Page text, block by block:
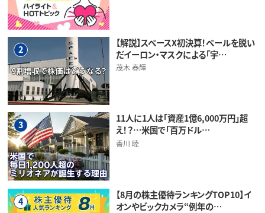
2
【解説】スペースX初決算！ベールを脱い
だイーロン・マスクによる「宇…
茂木 春輝
3
11人に1人は「資産1億6,000万円」超
え！？…米国で「百万ドル…
香川 睦
4
【8月の株主優待ランキングTOP10】イ
オンやビックカメラ“例年の…